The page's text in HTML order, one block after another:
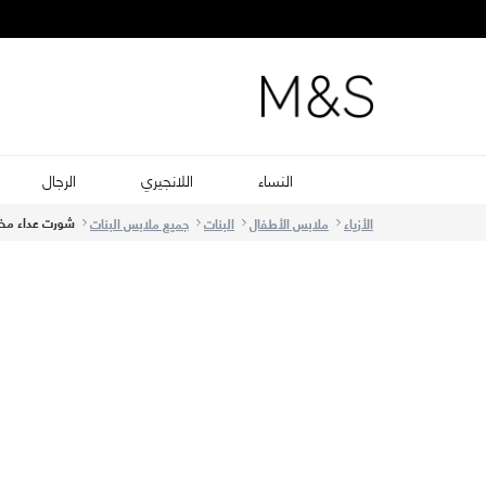
النساء اللانجيري الرجال
الأزياء ملابس الأطفال البنات جميع ملابس البنات شورت عداء مخطط